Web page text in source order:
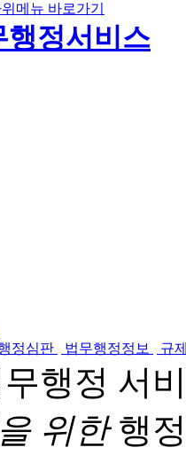
메뉴 바로가기
정심판 법무행정정보 규
행정 서
위한행